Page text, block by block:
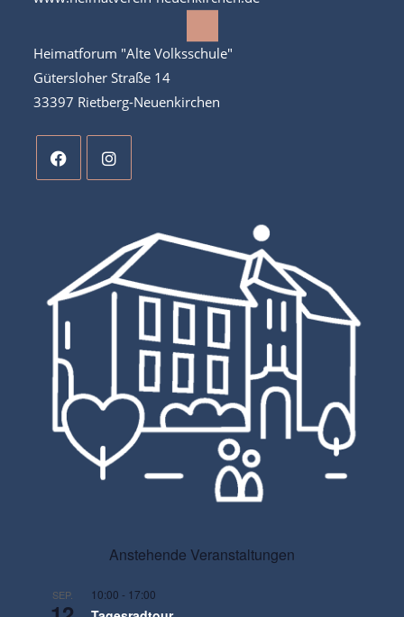
Heimatforum "Alte Volksschule"
Gütersloher Straße 14
33397 Rietberg-Neuenkirchen
Anstehende Veranstaltungen
SEP. 10:00 - 17:00